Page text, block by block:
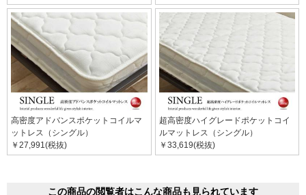
高密度アドバンスポケットコイルマ
ットレス（シングル）
￥27,991(税抜)
超高密度ハイグレードポケットコイ
ルマットレス（シングル）
￥33,619(税抜)
この商品の閲覧者はこんな商品も見られています